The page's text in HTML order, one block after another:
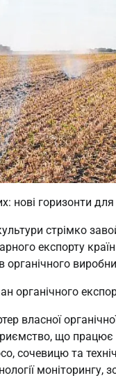
нові горизонти для
стрімко
експорту
органічного
власної
що
сочевицю та
моніторингу,